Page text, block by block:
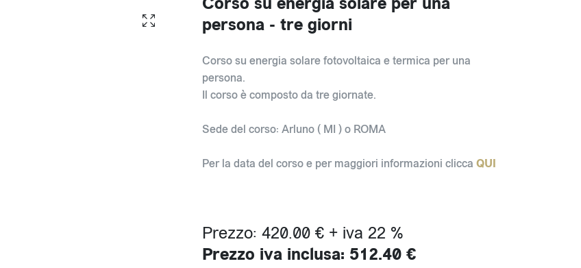
persona - tre giorni
Corso su energia solare fotovoltaica e termica per una
persona.
Il corso è composto da tre giornate.
Sede del corso: Arluno ( MI ) o ROMA
Per la data del corso e per maggiori informazioni clicca QUI
Prezzo: 420.00 € + iva 22 %
Prezzo iva inclusa: 512.40 €